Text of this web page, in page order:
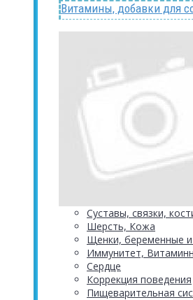
Витамины, добавки для
Суставы, связки,
Шерсть, Кожа
Щенки, беременные
Иммунитет,
Сердце
Коррекция поведения
Пищеварительная